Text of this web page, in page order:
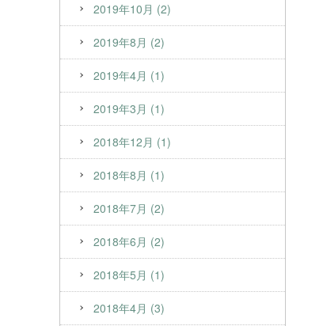
2019年10月 (2)
2019年8月 (2)
2019年4月 (1)
2019年3月 (1)
2018年12月 (1)
2018年8月 (1)
2018年7月 (2)
2018年6月 (2)
2018年5月 (1)
2018年4月 (3)